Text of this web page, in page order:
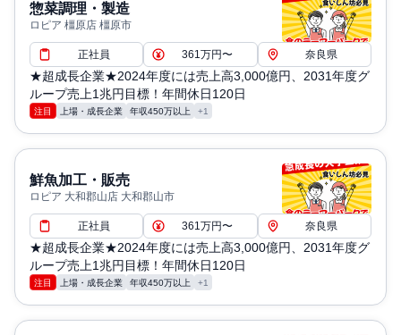
惣菜調理・製造
ロピア 橿原店 橿原市
正社員 361万円〜 奈良県
★超成長企業★2024年度には売上高3,000億円、2031年度グ
ループ売上1兆円目標！年間休日120日
注目 上場・成長企業 年収450万以上 +1
鮮魚加工・販売
ロピア 大和郡山店 大和郡山市
正社員 361万円〜 奈良県
★超成長企業★2024年度には売上高3,000億円、2031年度グ
ループ売上1兆円目標！年間休日120日
注目 上場・成長企業 年収450万以上 +1